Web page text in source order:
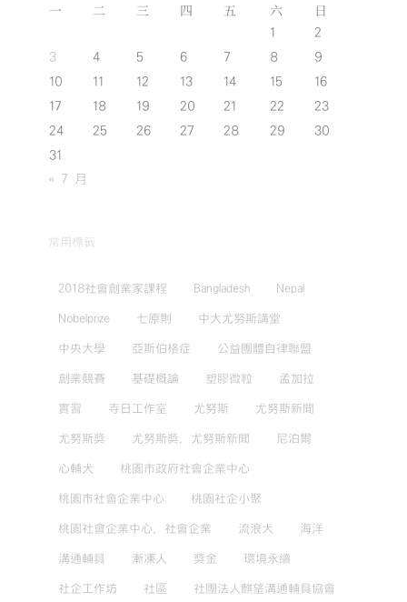
一 二 三 四 五 六 日
1
2
3
4 5 6 7 8
9
10
11 12 13 14 15
16
17
18 19 20 21 22
23
24
25 26 27 28 29
30
31
« 7 月
常用標籤
2018社會創業家課程 Bangladesh Nepal
Nobelprize 七原則 中大尤努斯講堂
中央大學 亞斯伯格症 公益團體自律聯盟
創業競賽 基礎概論 塑膠微粒 孟加拉
實習 寺日工作室 尤努斯 尤努斯新聞
尤努斯獎 尤努斯獎，尤努斯新聞 尼泊爾
心輔犬 桃園市政府社會企業中心
桃園市社會企業中心 桃園社企小聚
桃園社會企業中心，社會企業 流浪犬 海洋
溝通輔具 漸凍人 獎金 環境永續
社企工作坊 社區 社團法人麒望溝通輔具協會